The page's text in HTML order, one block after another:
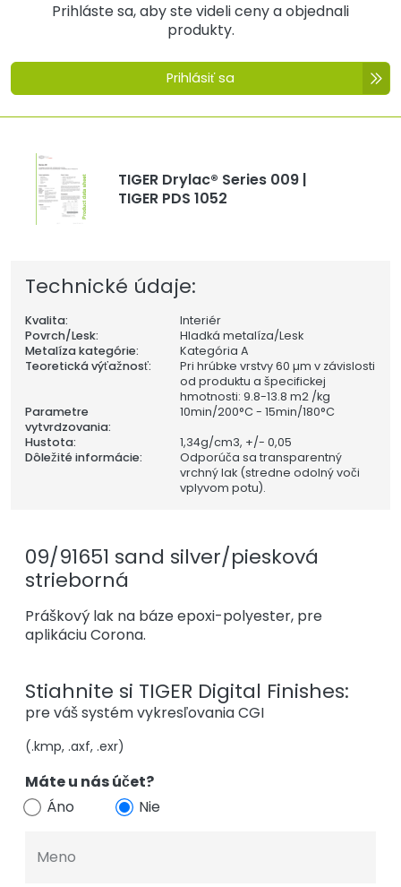
Prihláste sa, aby ste videli ceny a objednali
produkty.
Prihlásiť sa
TIGER Drylac® Series 009 |
TIGER PDS 1052
Technické údaje:
Kvalita:
Interiér
Povrch/Lesk:
Hladká metalíza/Lesk
Metalíza kategórie:
Kategória A
Teoretická výťažnosť:
Pri hrúbke vrstvy 60 µm v závislosti
od produktu a špecifickej
hmotnosti: 9.8-13.8 m2 /kg
Parametre
vytvrdzovania:
10min/200°C - 15min/180°C
Hustota:
1,34g/cm3, +/- 0,05
Dôležité informácie:
Odporúča sa transparentný
vrchný lak (stredne odolný voči
vplyvom potu).
09/91651 sand silver/piesková
strieborná
Práškový lak na báze epoxi-polyester, pre
aplikáciu Corona.
Stiahnite si TIGER Digital Finishes:
pre váš systém vykresľovania CGI
(.kmp, .axf, .exr)
Máte u nás účet?
Áno
Nie
Meno